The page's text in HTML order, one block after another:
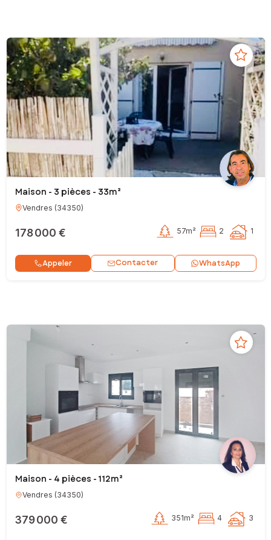
Maison - 3 pièces - 33m²
Vendres (34350)
178 000 € 57m² 2 1
Appeler Contacter WhatsApp
Maison - 4 pièces - 112m²
Vendres (34350)
379 000 € 351m² 4 3